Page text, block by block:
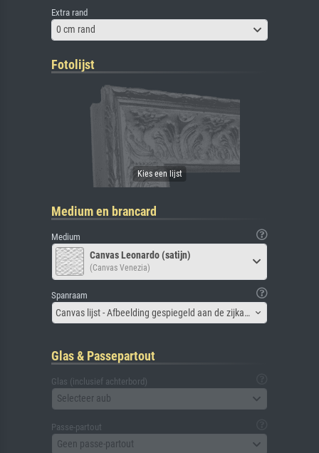
Extra rand
0 cm rand
Fotolijst
Medium en brancard
Medium
Canvas Leonardo (satijn)
(Canvas Venezia)
Spanraam
Canvas lijst - Afbeelding gespiegeld aan de zijkant
Glas & Passepartout
Glas (inclusief achterbord)
Selecteer aub
Passe-partout
Geen passe-partout